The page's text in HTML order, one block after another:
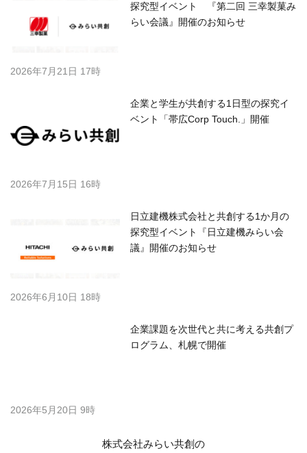
探究型イベント 『第二回 三幸製菓み
らい会議』開催のお知らせ
2026年7月21日 17時
企業と学生が共創する1日型の探究イ
ベント「帯広Corp Touch.」開催
2026年7月15日 16時
日立建機株式会社と共創する1か月の
探究型イベント『日立建機みらい会
議』開催のお知らせ
2026年6月10日 18時
企業課題を次世代と共に考える共創プ
ログラム、札幌で開催
2026年5月20日 9時
株式会社みらい共創の